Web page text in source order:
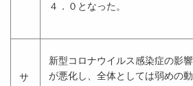
４．０となった。
サ
新型コロナウイルス感染症の影
が悪化し、全体としては弱めの動